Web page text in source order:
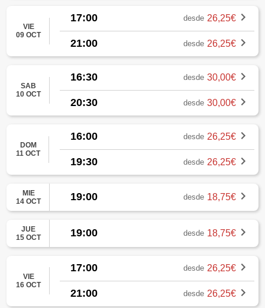
VIE
09 OCT
17:00 desde 26,25€
21:00 desde 26,25€
SAB
10 OCT
16:30 desde 30,00€
20:30 desde 30,00€
DOM
11 OCT
16:00 desde 26,25€
19:30 desde 26,25€
MIE
14 OCT
19:00 desde 18,75€
JUE
15 OCT
19:00 desde 18,75€
VIE
16 OCT
17:00 desde 26,25€
21:00 desde 26,25€